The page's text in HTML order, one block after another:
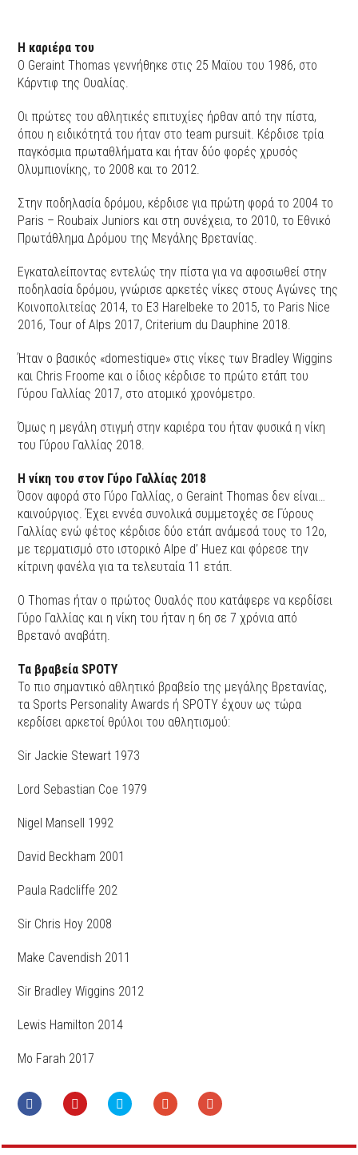
Η καριέρα του
O Geraint Thomas γεννήθηκε στις 25 Μαϊου του 1986, στο
Κάρντιφ της Ουαλίας.
Οι πρώτες του αθλητικές επιτυχίες ήρθαν από την πίστα,
όπου η ειδικότητά του ήταν στο team pursuit. Κέρδισε τρία
παγκόσμια πρωταθλήματα και ήταν δύο φορές χρυσός
Ολυμπιονίκης, το 2008 και το 2012.
Στην ποδηλασία δρόμου, κέρδισε για πρώτη φορά το 2004 το
Paris – Roubaix Juniors και στη συνέχεια, το 2010, το Εθνικό
Πρωτάθλημα Δρόμου της Μεγάλης Βρετανίας.
Εγκαταλείποντας εντελώς την πίστα για να αφοσιωθεί στην
ποδηλασία δρόμου, γνώρισε αρκετές νίκες στους Αγώνες της
Κοινοπολιτείας 2014, το E3 Harelbeke το 2015, το Paris Nice
2016, Tour of Alps 2017, Criterium du Dauphine 2018.
Ήταν ο βασικός «domestique» στις νίκες των Bradley Wiggins
και Chris Froome και ο ίδιος κέρδισε το πρώτο ετάπ του
Γύρου Γαλλίας 2017, στο ατομικό χρονόμετρο.
Όμως η μεγάλη στιγμή στην καριέρα του ήταν φυσικά η νίκη
του Γύρου Γαλλίας 2018.
Η νίκη του στον Γύρο Γαλλίας 2018
Όσον αφορά στο Γύρο Γαλλίας, ο Geraint Thomas δεν είναι…
καινούργιος. Έχει εννέα συνολικά συμμετοχές σε Γύρους
Γαλλίας ενώ φέτος κέρδισε δύο ετάπ ανάμεσά τους το 12ο,
με τερματισμό στο ιστορικό Alpe d’ Huez και φόρεσε την
κίτρινη φανέλα για τα τελευταία 11 ετάπ.
Ο Thomas ήταν ο πρώτος Ουαλός που κατάφερε να κερδίσει
Γύρο Γαλλίας και η νίκη του ήταν η 6η σε 7 χρόνια από
Βρετανό αναβάτη.
Τα βραβεία SPOTY
Το πιο σημαντικό αθλητικό βραβείο της μεγάλης Βρετανίας,
τα Sports Personality Awards ή SPOTY έχουν ως τώρα
κερδίσει αρκετοί θρύλοι του αθλητισμού:
Sir Jackie Stewart 1973
Lord Sebastian Coe 1979
Nigel Mansell 1992
David Beckham 2001
Paula Radcliffe 202
Sir Chris Hoy 2008
Make Cavendish 2011
Sir Bradley Wiggins 2012
Lewis Hamilton 2014
Mo Farah 2017